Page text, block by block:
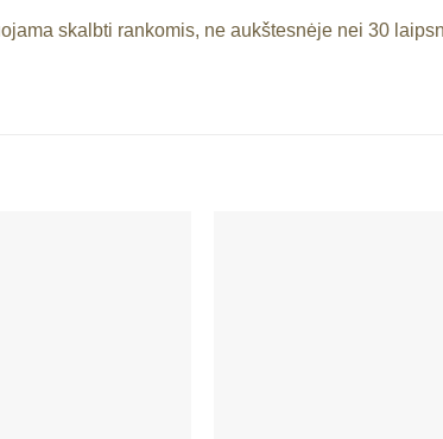
skalbti rankomis, ne aukštesnėje nei 30